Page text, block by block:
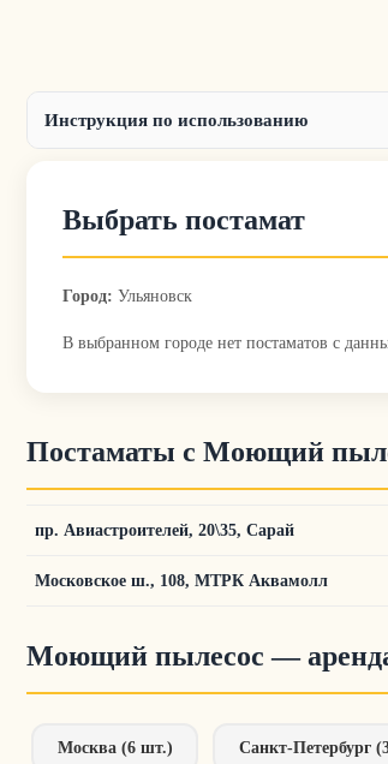
Инструкция по использованию
Выбрать постамат
Город: Ульяновск
В выбранном городе нет постаматов с
Постаматы с Моющий
пр. Авиастроителей, 20\35, Сарай
Московское ш., 108, МТРК Аквамолл
Моющий пылесос — аренда
Москва (6 шт.) Санкт-Петербург